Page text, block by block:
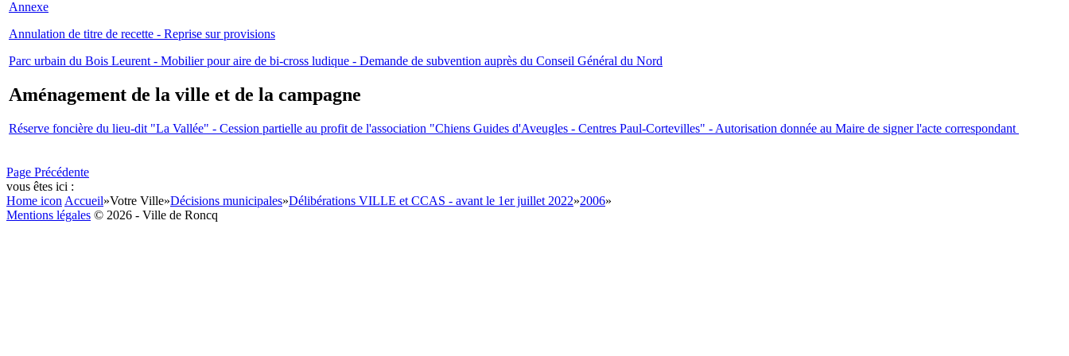
Annexe
Annulation de titre de recette - Reprise sur provisions
Parc urbain du Bois Leurent - Mobilier pour aire de bi-cross ludique - Demande de subvention auprès du Conseil Général du Nord
Aménagement de la ville et de la campagne
Réserve foncière du lieu-dit "La Vallée" - Cession partielle au profit de l'association "Chiens Guides d'Aveugles - Centres Paul-Cortevilles" - Autorisation donnée au Maire de signer l'acte correspondant
Page Précédente
vous êtes ici :
Home icon Accueil»Votre Ville»Décisions municipales»Délibérations VILLE et CCAS - avant le 1er juillet 2022»2006»
Mentions légales © 2026 - Ville de Roncq